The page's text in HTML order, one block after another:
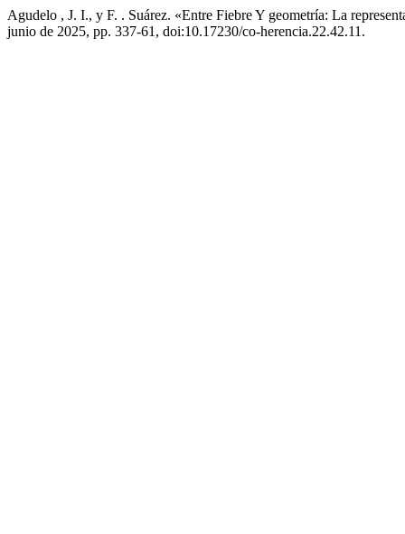
Agudelo , J. I., y F. . Suárez. «Entre Fiebre Y geometría: La
junio de 2025, pp. 337-61, doi:10.17230/co-herencia.22.42.11.